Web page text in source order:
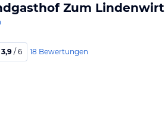
Zum Lindenwirt
3,9 / 6 18 Bewertungen